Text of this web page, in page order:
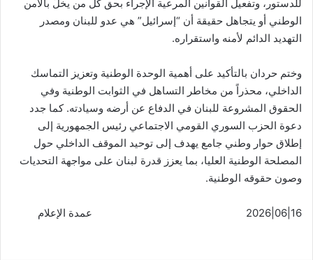
للدستور، وتفعيل القوانين المرعية الإجراء بحق كل من يخلّ بالأمن
الوطني أو يتجاهل حقيقة أن “إسرائيل” هي عدو للبنان ومصدر
التهديد الدائم لأمنه واستقراره.
وختم حردان بالتأكيد على أهمية الوحدة الوطنية وتعزيز التماسك
الداخلي، محذراً من مخاطر التساهل في الثوابت الوطنية وفي
الحقوق المشروعة للبنان في الدفاع عن أرضه وسيادته. كما جدد
دعوة الحزب السوري القومي الاجتماعي رئيس الجمهورية إلى
إطلاق حوار وطني جامع يهدف إلى توحيد الموقف الداخلي حول
المصلحة الوطنية العليا، بما يعزز قدرة لبنان على مواجهة التحديات
وصون حقوقه الوطنية.
16|06|2026 عمدة الإعلام